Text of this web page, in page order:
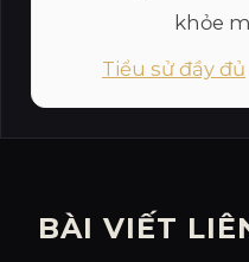
BÀI VIẾT
khỏe
Tiểu sử đầy đủ